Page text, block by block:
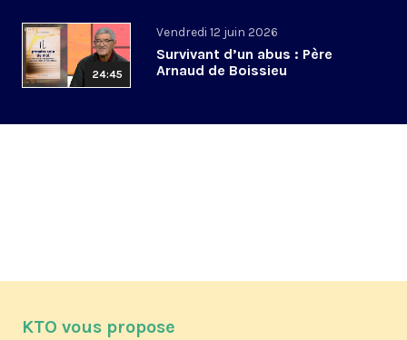
24:45
Vendredi 12 juin 2026
Survivant d’un abus : Père
Arnaud de Boissieu
KTO vous propose